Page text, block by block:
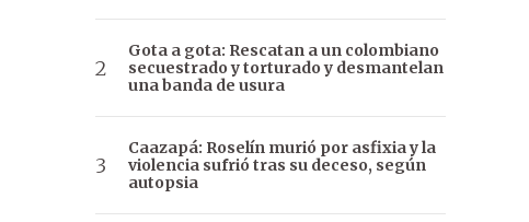
Gota a gota: Rescatan a un colombiano
secuestrado y torturado y desmantelan
una banda de usura
Caazapá: Roselín murió por asfixia y la
violencia sufrió tras su deceso, según
autopsia